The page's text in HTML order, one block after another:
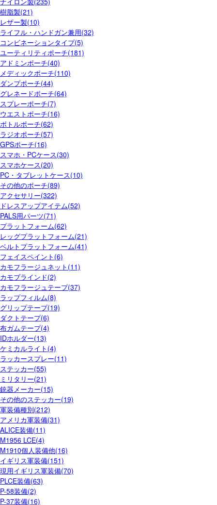
樹脂製(21)
レザー製(10)
ライフル・ハンドガン兼用(32)
コンビネーションタイプ(5)
ユーティリティポーチ(181)
アドミンポーチ(40)
メディックポーチ(110)
ダンプポーチ(44)
グレネードポーチ(64)
スプレーポーチ(7)
ウエストポーチ(16)
ボトルポーチ(62)
ラジオポーチ(57)
GPSポーチ(16)
スマホ・PCケース(30)
スマホケース(20)
PC・タブレットケース(10)
その他のポーチ(89)
アクセサリー(322)
ドレスアップアイテム(52)
PALS用パーツ(71)
プラットフォーム(62)
レッグプラットフォーム(21)
ベルトプラットフォーム(41)
フェイスペイント(6)
カモフラージュネット(11)
カモブラインド(2)
カモフラージュテープ(37)
ラップフィルム(8)
グリップテープ(19)
ダクトテープ(6)
布ガムテープ(4)
IDホルダー(13)
ケミカルライト(4)
ラッカースプレー(11)
ステッカー(55)
ミリタリー(21)
銃器メーカー(15)
その他のステッカー(19)
軍装備種別(212)
アメリカ軍装備(31)
ALICE装備(11)
M1956 LCE(4)
M1910個人装備他(16)
イギリス軍装備(151)
現用イギリス軍装備(70)
PLCE装備(63)
P-58装備(2)
P-37装備(16)